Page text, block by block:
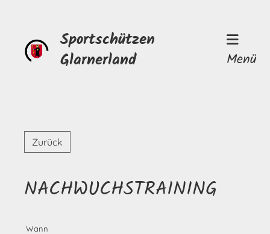
Sportschützen
Glarnerland
Menü
Zurück
NACHWUCHSTRAINING
Wann